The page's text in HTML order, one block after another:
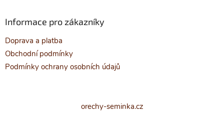
Informace pro zákazníky
Doprava a platba
Obchodní podmínky
Podmínky ochrany osobních údajů
orechy-seminka.cz